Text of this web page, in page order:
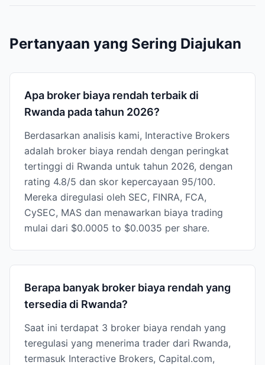
Pertanyaan yang Sering Diajukan
Apa broker biaya rendah terbaik di
Rwanda pada tahun 2026?
Berdasarkan analisis kami, Interactive Brokers
adalah broker biaya rendah dengan peringkat
tertinggi di Rwanda untuk tahun 2026, dengan
rating 4.8/5 dan skor kepercayaan 95/100.
Mereka diregulasi oleh SEC, FINRA, FCA,
CySEC, MAS dan menawarkan biaya trading
mulai dari $0.0005 to $0.0035 per share.
Berapa banyak broker biaya rendah yang
tersedia di Rwanda?
Saat ini terdapat 3 broker biaya rendah yang
teregulasi yang menerima trader dari Rwanda,
termasuk Interactive Brokers, Capital.com,